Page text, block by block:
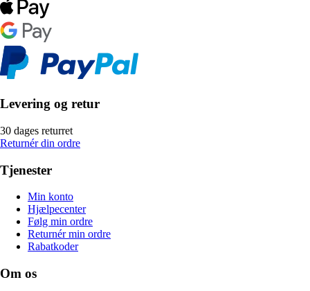
Levering og retur
30 dages returret
Returnér din ordre
Tjenester
Min konto
Hjælpecenter
Følg min ordre
Returnér min ordre
Rabatkoder
Om os